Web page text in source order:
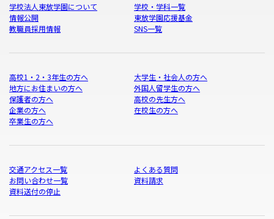
学校法人東放学園について
学校・学科一覧
情報公開
東放学園応援基金
教職員採用情報
SNS一覧
高校1・2・3年生の方へ
大学生・社会人の方へ
地方にお住まいの方へ
外国人留学生の方へ
保護者の方へ
高校の先生方へ
企業の方へ
在校生の方へ
卒業生の方へ
交通アクセス一覧
よくある質問
お問い合わせ一覧
資料請求
資料送付の停止